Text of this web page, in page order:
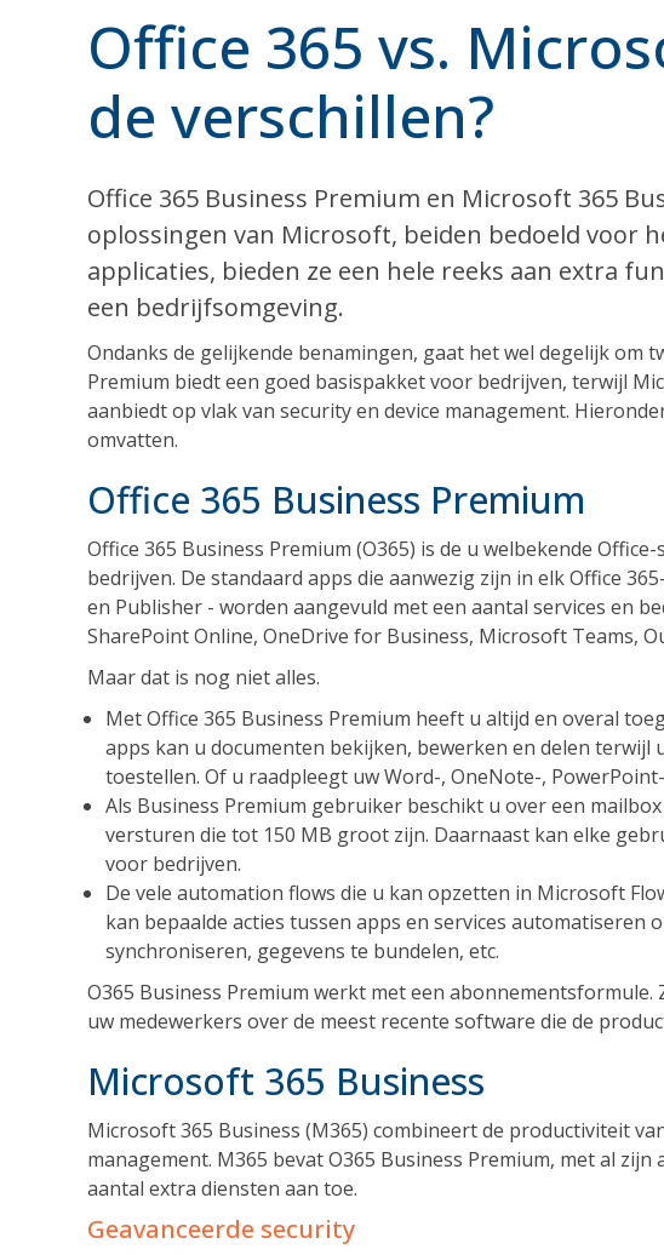
Office 365 vs.
de verschillen?
Office 365 Business Premium en Microsoft 365
oplossingen van Microsoft, beiden bedoeld voor
applicaties, bieden ze een hele reeks aan extra
een bedrijfsomgeving.
Ondanks de gelijkende benamingen, gaat het wel degelijk om
Premium biedt een goed basispakket voor bedrijven, terwijl
aanbiedt op vlak van security en device management.
omvatten.
Office 365 Business Premium
Office 365 Business Premium (O365) is de u welbekende
bedrijven. De standaard apps die aanwezig zijn in elk Office
en Publisher - worden aangevuld met een aantal services en
SharePoint Online, OneDrive for Business, Microsoft Teams,
Maar dat is nog niet alles.
Met Office 365 Business Premium heeft u altijd en overal
apps kan u documenten bekijken, bewerken en delen terwijl
toestellen. Of u raadpleegt uw Word-, OneNote-,
Als Business Premium gebruiker beschikt u over een
versturen die tot 150 MB groot zijn. Daarnaast kan elke
voor bedrijven.
De vele automation flows die u kan opzetten in Microsoft
kan bepaalde acties tussen apps en services automatiseren
synchroniseren, gegevens te bundelen, etc.
O365 Business Premium werkt met een
uw medewerkers over de meest recente software die de
Microsoft 365 Business
Microsoft 365 Business (M365) combineert de productiviteit
management. M365 bevat O365 Business Premium, met al
aantal extra diensten aan toe.
Geavanceerde security